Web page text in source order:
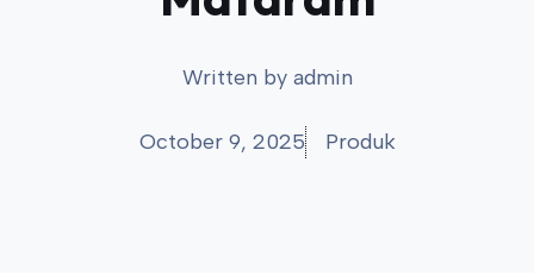
Written by admin
October 9, 2025 Produk